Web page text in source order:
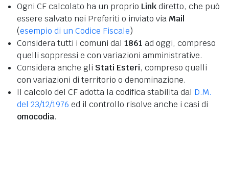
Ogni CF calcolato ha un proprio Linkdiretto, che può
essere salvato nei Preferiti o inviato via Mail
(esempio di un Codice Fiscale)
Considera tutti i comuni dal 1861 ad oggi, compreso
quelli soppressi e con variazioni amministrative.
Considera anche gli Stati Esteri, compreso quelli
con variazioni di territorio o denominazione.
Il calcolo del CF adotta la codifica stabilita dal D.M.
del 23/12/1976 ed il controllo risolve anche i casi di
omocodia.